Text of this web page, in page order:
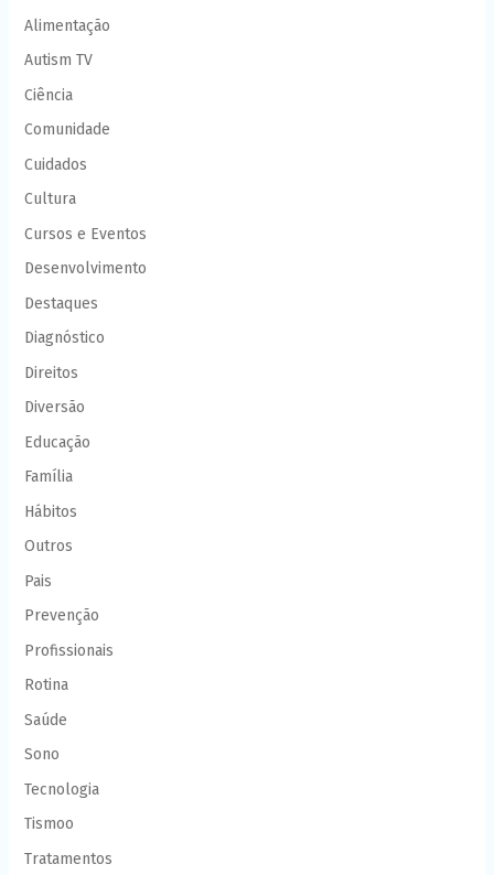
Alimentação
Autism TV
Ciência
Comunidade
Cuidados
Cultura
Cursos e Eventos
Desenvolvimento
Destaques
Diagnóstico
Direitos
Diversão
Educação
Família
Hábitos
Outros
Pais
Prevenção
Profissionais
Rotina
Saúde
Sono
Tecnologia
Tismoo
Tratamentos